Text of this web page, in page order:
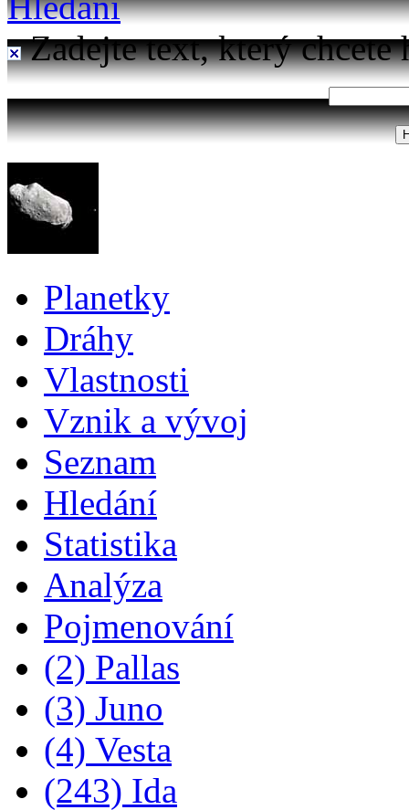
Zadejte text, který chcete
Planetky
Dráhy
Vlastnosti
Vznik a vývoj
Seznam
Hledání
Statistika
Analýza
Pojmenování
(2) Pallas
(3) Juno
(4) Vesta
(243) Ida